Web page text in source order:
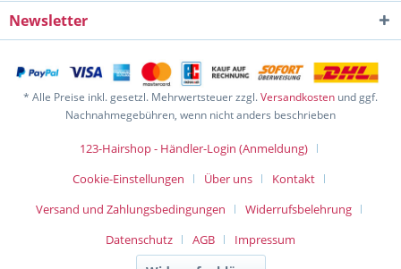
Newsletter
* Alle Preise inkl. gesetzl. Mehrwertsteuer zzgl.Versandkosten und ggf.
Nachnahmegebühren, wenn nicht anders beschrieben
123-Hairshop - Händler-Login (Anmeldung)
Cookie-Einstellungen
Über uns
Kontakt
Versand und Zahlungsbedingungen
Widerrufsbelehrung
Datenschutz
AGB Impressum